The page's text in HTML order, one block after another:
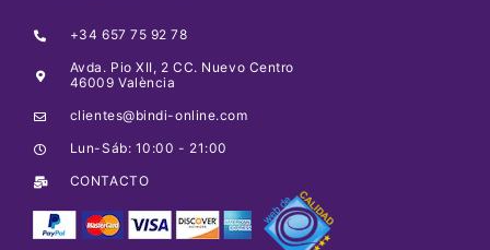
+34 657 75 92 78
Avda. Pio XII, 2 CC. Nuevo Centro
46009 València
clientes@bindi-online.com
Lun-Sáb: 10:00 - 21:00
CONTACTO